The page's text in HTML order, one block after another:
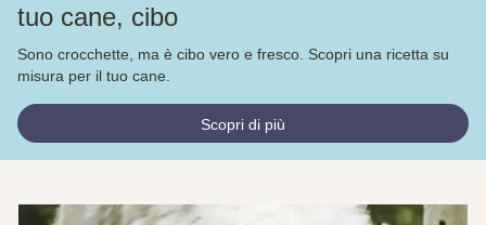
tuo cane, cibo
Sono crocchette, ma è cibo vero e fresco. Scopri una ricetta su
misura per il tuo cane.
Scopri di più